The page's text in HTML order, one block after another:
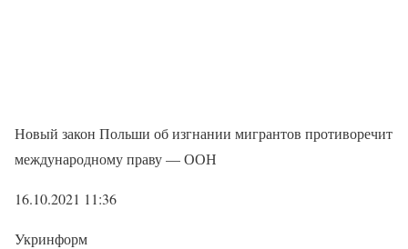
Новый закон Польши об изгнании мигрантов противоречит
международному праву — ООН
16.10.2021 11:36
Укринформ